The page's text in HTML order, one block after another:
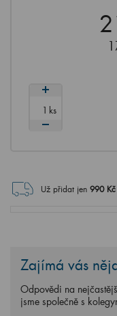
ks
Už přidat jen 990Kč
Zajímá vás
Odpovědi na
jsme společně s